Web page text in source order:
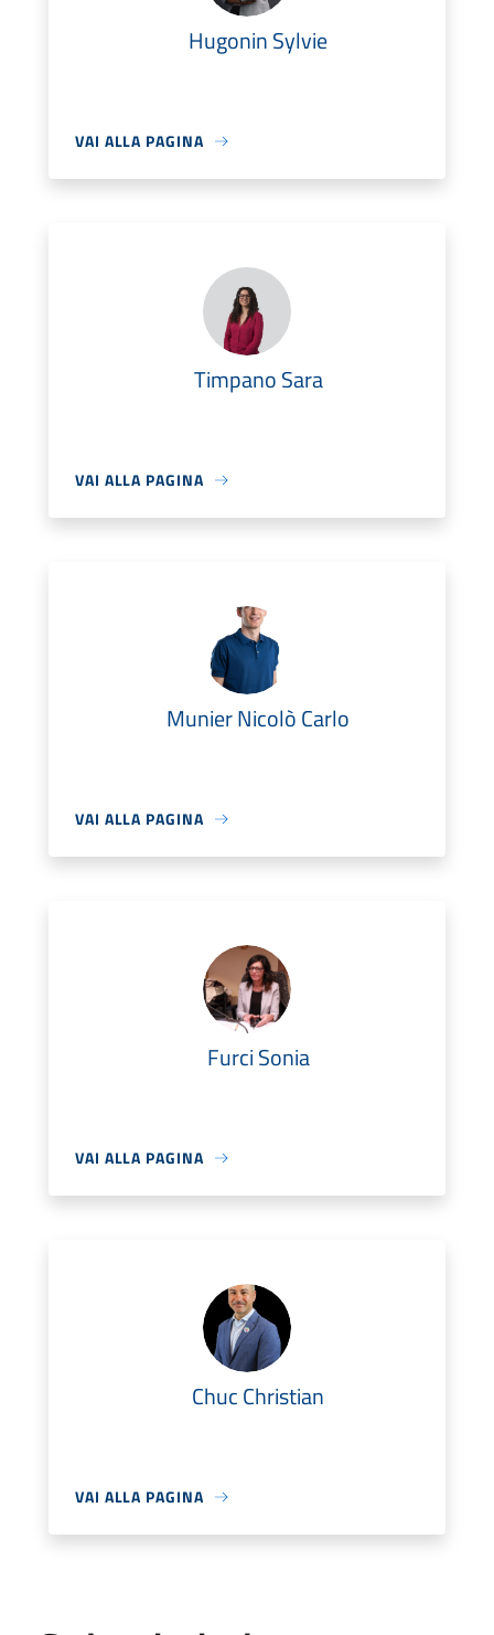
Hugonin Sylvie
VAI ALLA PAGINA
Timpano Sara
VAI ALLA PAGINA
Munier Nicolò Carlo
VAI ALLA PAGINA
Furci Sonia
VAI ALLA PAGINA
Chuc Christian
VAI ALLA PAGINA